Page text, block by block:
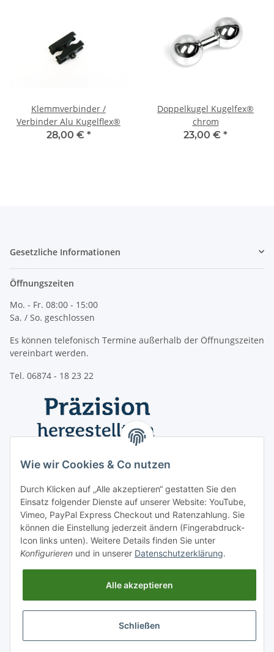
Klemmverbinder /
Verbinder Alu Kugelflex®
28,00 € *
Doppelkugel Kugelfex®
chrom
23,00 € *
Gesetzliche Informationen
Öffnungszeiten
Mo. - Fr. 08:00 - 15:00
Sa. / So. geschlossen
Es können telefonisch Termine außerhalb der Öffnungszeiten
vereinbart werden.
Tel. 06874 - 18 23 22
Wie wir Cookies & Co nutzen
Durch Klicken auf „Alle akzeptieren“ gestatten Sie den
Einsatz folgender Dienste auf unserer Website: YouTube,
Vimeo, PayPal Express Checkout und Ratenzahlung. Sie
können die Einstellung jederzeit ändern (Fingerabdruck-
Icon links unten). Weitere Details finden Sie unter
Konfigurieren und in unserer Datenschutzerklärung.
Alle akzeptieren
Schließen